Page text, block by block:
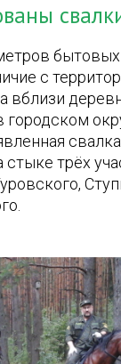
с
вблизи
свалка
стыке трёх